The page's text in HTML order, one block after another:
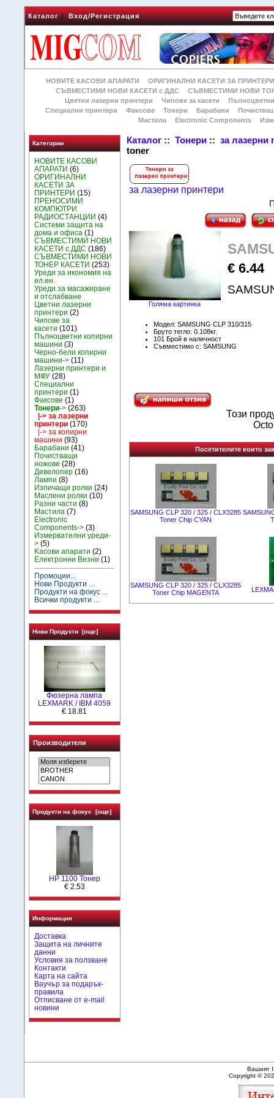
Каталог|Вход/Регистрация
НОВИТЕ КАСОВИ АПАРАТИ
ОРИГИНАЛНИ КАСЕТИ ЗА
СЪВМЕСТИМИ НОВИ КАСЕТИ с ДДС
СЪВМЕСТИМИ НОВИ
Цветни лазерни принтери
Чипове за касети
Специални принтери
Факсове Тонери Барабани
Мастила
Electronic Components
Категории
НОВИТЕ КАСОВИ
АПАРАТИ (6)
ОРИГИНАЛНИ
КАСЕТИ ЗА
ПРИНТЕРИ (15)
ПРЕНОСИМИ
КОМПЮТРИ
РАДИОСТАНЦИИ (4)
Системи защита на
дома и офиса (1)
СЪВМЕСТИМИ НОВИ
КАСЕТИ с ДДС (186)
СЪВМЕСТИМИ НОВИ
ТОНЕР КАСЕТИ (253)
Уреди за икономия на
ел.ен.
Уреди за масажиране
и отслабване
Цветни лазерни
принтери (2)
Чипове за
касети (101)
Пълноцветни копирни
машини (3)
Черно-бели копирни
машини-> (11)
Лазерни принтери и
МФУ (28)
Специални
принтери (1)
Факсове (1)
Тонери-> (263)
|-> за лазерни
принтери (170)
|-> за копирни
машини (93)
Барабани (41)
Почистващи
ножове (28)
Девелопер (16)
Лампи (8)
Изпичащи ролки (24)
Маслени ролки (10)
Разни части (8)
Мастила (7)
Electronic
Components-> (3)
Измервателни уреди-
> (5)
Kасови апарати (2)
Електронни Везни (1)
Промоции...
Нови Продукти ...
Продукти на фокус ...
Всички продукти ...
Нови Продукти [още]
Фюзерна лампа
LEXMARK / IBM 4059
€ 18.81
Производители
Продукти на фокус [още]
HP 1100 Тонер
€ 2.53
Информация
Доставка
Защита на личните
данни
Условия за ползване
Контакти
Карта на сайта
Ваучър за подарък-
правила
Отписване от e-mail
новини
Каталог ::Тонери ::за лазерни
toner
за лазерни принтери
Голяма картинка
€ 6.44
Модел: SAMSUNG CLP 310/315
Бруто тегло: 0.108кг.
101 Брой в наличност
Съвместимо с: SAMSUNG
Този
Посетителите които
SAMSUNG CLP 320 / 325 / CLX3285
Toner Chip CYAN
SAMSUNG CLP 320 / 325 / CLX3285
Toner Chip MAGENTA
Вашият
Copyright ©